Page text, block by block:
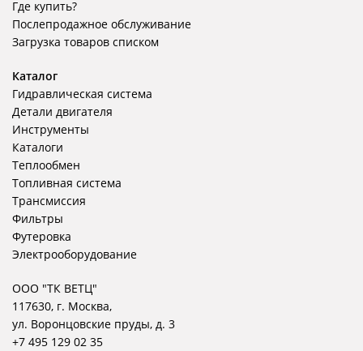
Где купить?
Послепродажное обслуживание
Загрузка товаров списком
Каталог
Гидравлическая система
Детали двигателя
Инструменты
Каталоги
Теплообмен
Топливная система
Трансмиссия
Фильтры
Футеровка
Электрооборудование
ООО "ТК ВЕТЦ"
117630, г. Москва,
ул. Воронцовские пруды, д. 3
+7 495 129 02 35